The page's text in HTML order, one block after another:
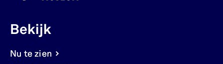
Bekijk
Nu te zien